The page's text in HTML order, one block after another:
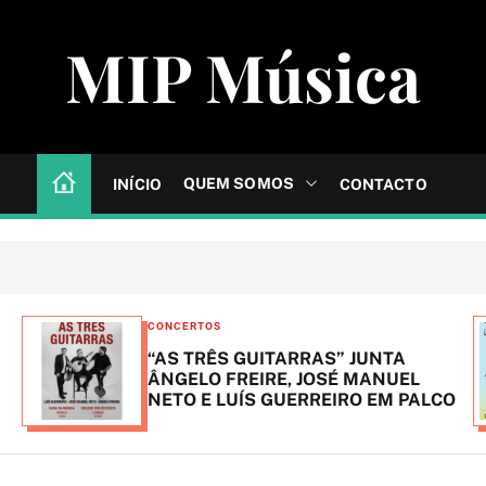
MIP Música
INÍCIO QUEM SOMOS CONTACTO
C
a
t
e
g
o
CONCERTOS
“AS TRÊS GUITARRAS” JUNTA
ÂNGELO FREIRE, JOSÉ MANUEL
NETO E LUÍS GUERREIRO EM PALCO